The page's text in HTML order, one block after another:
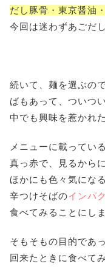
だし豚骨・東京醤油
今回は迷わずあごだ
続いて、麺を選ぶの
ばもあって、ついつ
中でも興味を惹かれ
メニューに載ってい
真っ赤で、見るから
ほかにも色々気にな
辛つけそばのインパ
食べてみることにし
そもそもの目的であ
回来たときに食べて